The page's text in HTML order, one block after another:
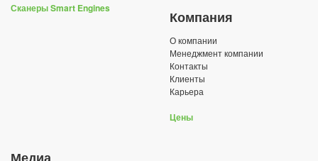
Сканеры Smart Engines
Компания
О компании
Менеджмент компании
Контакты
Клиенты
Карьера
Цены